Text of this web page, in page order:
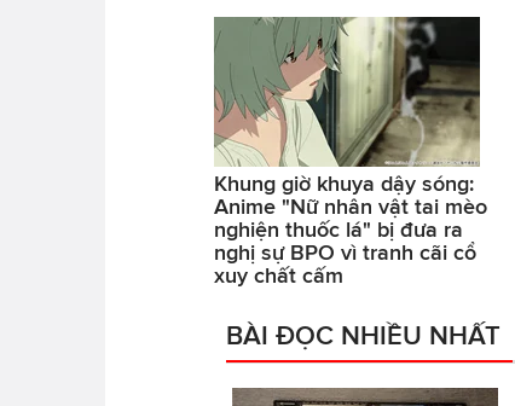
Khung giờ khuya dậy sóng:
Anime "Nữ nhân vật tai mèo
nghiện thuốc lá" bị đưa ra
nghị sự BPO vì tranh cãi cổ
xuy chất cấm
BÀI ĐỌC NHIỀU NHẤT